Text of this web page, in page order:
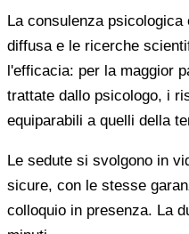
La consulenza psicologica
diffusa e le ricerche
l'efficacia: per la maggior
trattate dallo psicologo, i
equiparabili a quelli della
Le sedute si svolgono in
sicure, con le stesse
colloquio in presenza. La